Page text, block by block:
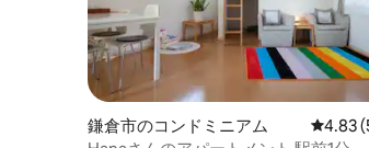
鎌倉市のコンドミニアム レビュ
4.83